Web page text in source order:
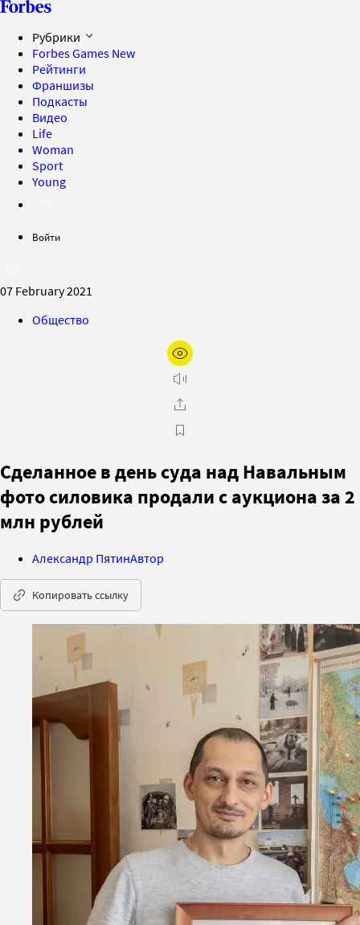
Рубрики
Forbes Games New
Рейтинги
Франшизы
Подкасты
Видео
Life
Woman
Sport
Young
Войти
07 February 2021
Общество
Сделанное в день суда над Навальным
фото силовика продали с аукциона за 2
млн рублей
Александр ПятинАвтор
Копировать ссылку